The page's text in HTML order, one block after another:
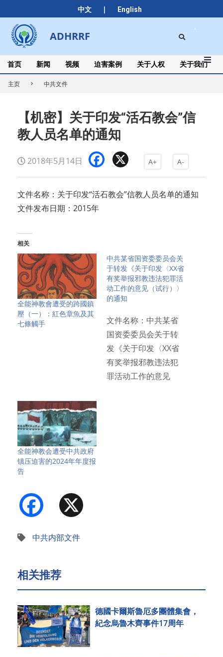
中文 | English
to
content
ADHRRF
Secondary
Navigation
Menu
首页 新闻 视频 迫害案例 关于人权 关于我们
主页 中共文件
【机密】关于印发“活石教会”信
教人员名单的通知
2018年5月14日 Facebook A+ A-
文件名称：关于印发“活石教会”信教人员名单的通知
文件发布日期：2015年
相关
全能神教會遭受的跨國鎮
壓（一）：紅色章魚及其
七條觸手
中共某省国资委委员会关
于转发《关于印发〈XX省
有奖举报邪教违法犯罪活
动工作的意见（试行）〉
的通知
文件名称：中共某省
国资委委员会关于转
发《关于印发〈XX省
有奖举报邪教违法犯
罪活动工作的意见
全能神教会遭受中共政府
镇压迫害的2024年年度报
告
Facebook
中共内部文件
相关推荐
德國卡爾斯魯厄多團體集會，
紀念烏魯木齊事件17周年